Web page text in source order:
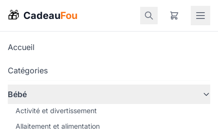
🎁 CadeauFou
Accueil
Catégories
Bébé
Activité et divertissement
Allaitement et alimentation